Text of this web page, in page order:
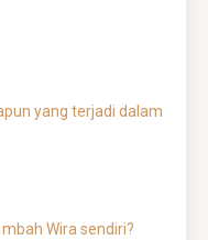
yang terjadi dalam
Wira sendiri?